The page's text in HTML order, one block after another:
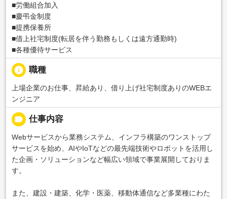
■労働組合加入
■慶弔金制度
■提携保養所
■借上社宅制度(転居を伴う勤務もしくは遠方通勤時)
■各種優待サービス
info 職種
上場企業のお仕事、昇給あり、借り上げ社宅制度ありのWEBエ
ンジニア
label 仕事内容
Webサービスから業務システム、インフラ構築のワンストップ
サービスを始め、AIやIoTなどの最先端技術やロボットを活用し
た企画・ソリューションなど幅広い領域で事業展開しておりま
す。
また、建設・建築、化学・医薬、移動体通信など多業種にわた